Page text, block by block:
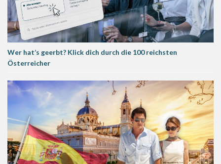
Wer hat’s geerbt? Klick dich durch die 100 reichsten
Österreicher